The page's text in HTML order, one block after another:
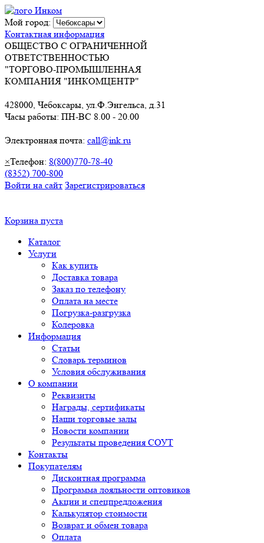
Мой город:
Контактная информация
ОБЩЕСТВО С ОГРАНИЧЕННОЙ
ОТВЕТСТВЕННОСТЬЮ
"ТОРГОВО-ПРОМЫШЛЕННАЯ
КОМПАНИЯ "ИНКОМЦЕНТР"
428000, Чебоксары, ул.Ф.Энгельса, д.31
Часы работы: ПН-ВС 8.00 - 20.00
Электронная почта: call@ink.ru
×Телефон: 8(800)770-78-40
(8352) 700-800
Войти на сайт Зарегистрироваться
Корзина пуста
Каталог
Услуги
Как купить
Доставка товара
Заказ по телефону
Оплата на месте
Погрузка-разгрузка
Колеровка
Информация
Статьи
Словарь терминов
Условия обслуживания
О компании
Реквизиты
Награды, сертификаты
Наши торговые залы
Новости компании
Результаты проведения СОУТ
Контакты
Покупателям
Дисконтная программа
Программа лояльности оптовиков
Акции и спецпредложения
Калькулятор стоимости
Возврат и обмен товара
Оплата